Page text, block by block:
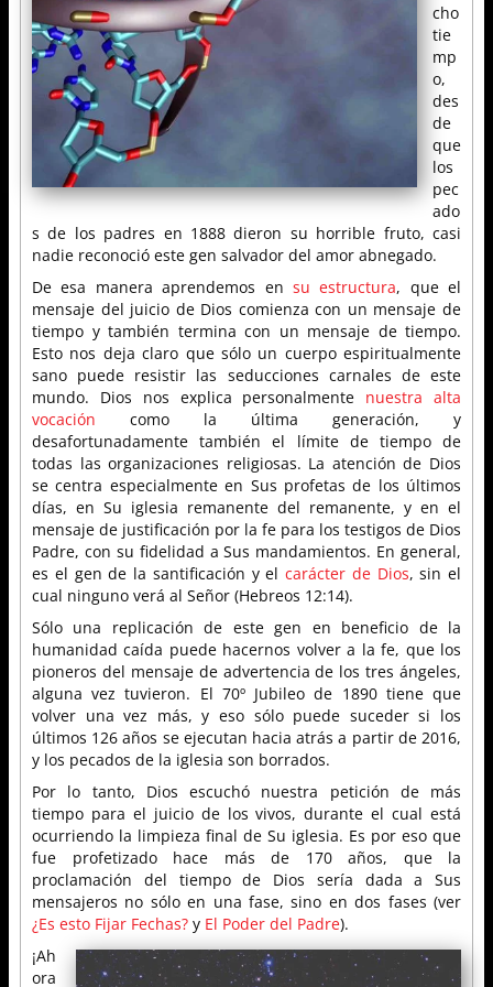
cho
tie
mp
o,
des
de
que
los
pec
ado
s de los padres en 1888 dieron su horrible fruto, casi
nadie reconoció este gen salvador del amor abnegado.
De esa manera aprendemos en su estructura, que el
mensaje del juicio de Dios comienza con un mensaje de
tiempo y también termina con un mensaje de tiempo.
Esto nos deja claro que sólo un cuerpo espiritualmente
sano puede resistir las seducciones carnales de este
mundo. Dios nos explica personalmente nuestra alta
vocación como la última generación, y
desafortunadamente también el límite de tiempo de
todas las organizaciones religiosas. La atención de Dios
se centra especialmente en Sus profetas de los últimos
días, en Su iglesia remanente del remanente, y en el
mensaje de justificación por la fe para los testigos de Dios
Padre, con su fidelidad a Sus mandamientos. En general,
es el gen de la santificación y el carácter de Dios, sin el
cual ninguno verá al Señor (Hebreos 12:14).
Sólo una replicación de este gen en beneficio de la
humanidad caída puede hacernos volver a la fe, que los
pioneros del mensaje de advertencia de los tres ángeles,
alguna vez tuvieron. El 70º Jubileo de 1890 tiene que
volver una vez más, y eso sólo puede suceder si los
últimos 126 años se ejecutan hacia atrás a partir de 2016,
y los pecados de la iglesia son borrados.
Por lo tanto, Dios escuchó nuestra petición de más
tiempo para el juicio de los vivos, durante el cual está
ocurriendo la limpieza final de Su iglesia. Es por eso que
fue profetizado hace más de 170 años, que la
proclamación del tiempo de Dios sería dada a Sus
mensajeros no sólo en una fase, sino en dos fases (ver
¿Es esto Fijar Fechas? y El Poder del Padre).
¡Ah
ora